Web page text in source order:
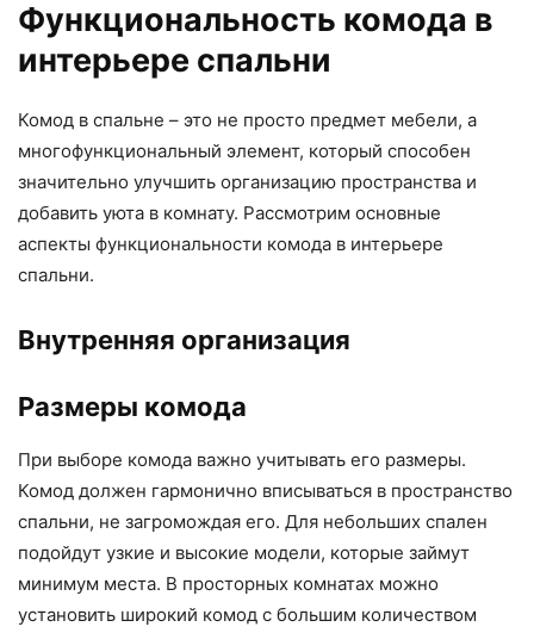
Функциональность комода в
интерьере спальни
Комод в спальне – это не просто предмет мебели, а
многофункциональный элемент, который способен
значительно улучшить организацию пространства и
добавить уюта в комнату. Рассмотрим основные
аспекты функциональности комода в интерьере
спальни.
Внутренняя организация
Размеры комода
При выборе комода важно учитывать его размеры.
Комод должен гармонично вписываться в пространство
спальни, не загромождая его. Для небольших спален
подойдут узкие и высокие модели, которые займут
минимум места. В просторных комнатах можно
установить широкий комод с большим количеством